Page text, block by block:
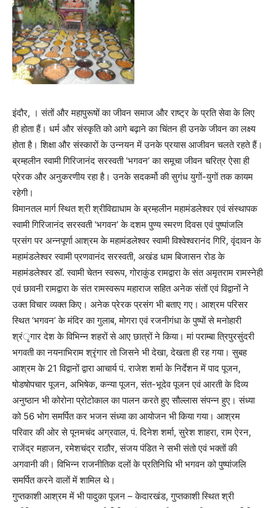
इंदौर, । संतों और महापुरूषों का जीवन समाज और राष्ट्र के प्रति सेवा के लिए
ही होता हैं। धर्म और संस्कृति को आगे बढ़ाने का चिंतन ही उनके जीवन का लक्ष्य
होता है। शिक्षा और संस्कारों के उन्नयन में उनके प्रयास आजीवन चलते रहते हैं।
ब्रम्हलीन स्वामी गिरिजानंद सरस्वती ‘भगवन’ का समूचा जीवन चरित्र ऐसा ही
प्रेरक और अनुकरणीय रहा है। उनके सदकर्मो की सुगंध युगों-युगों तक कायम
रहेगी।
विमानतल मार्ग स्थित श्री श्रीविद्याधाम के ब्रम्हलीन महामंडलेश्वर एवं संस्थापक
स्वामी गिरिजानंद सरस्वती ‘भगवन’ के दशम पुण्य स्मरण दिवस एवं पुष्पांजलि
प्रसंग पर अन्नपूर्णा आश्रम के महामंडलेश्वर स्वामी विश्वेश्वरानंद गिरि, वृंदावन के
महामंडलेश्वर स्वामी प्रणवानंद सरस्वती, अखंड धाम बिजासन रोड के
महामंडलेश्वर डॉ. स्वामी चेतन स्वरूप, गोराकुंड रामद्वारा के संत अमृतराम रामस्नेही
एवं छावनी रामद्वारा के संत रामस्वरूप महाराज सहित अनेक संतों एवं विद्वानों ने
उक्त विचार व्यक्त किए। अनेक प्रेरक प्रसंग भी बताए गए। आश्रम परिसर
स्थित ‘भगवन’ के मंदिर का गुलाब, मोगरा एवं रजनीगंधा के पुष्पों से मनोहारी
श्रंृगार देश के विभिन्न शहरों से आए छात्रों ने किया। मां पराम्बा त्रिपुरसुंदरी
भगवती का नयनाभिराम श्रृंगार तो जिसने भी देखा, देखता ही रह गया। सुबह
आश्रम के 21 विद्वानों द्वारा आचार्य पं. राजेश शर्मा के निर्देशन में पाद पूजन,
षोडषोपचार पूजन, अभिषेक, कन्या पूजन, संत-भूदेव पूजन एवं आरती के दिव्य
अनुष्ठान भी कोरोना प्रोटोकाल का पालन करते हुए सौल्लास संपन्न हुए। संध्या
को 56 भोग समर्पित कर भजन संध्या का आयोजन भी किया गया। आश्रम
परिवार की ओर से पूनमचंद अग्रवाल, पं. दिनेश शर्मा, सुरेश शाहरा, राम ऐरन,
राजेंद्र महाजन, रमेशचंद्र राठौर, संजय पंडित ने सभी संतो एवं भक्तों की
अगवानी की। विभिन्न राजनीतिक दलों के प्रतिनिधि भी भगवन को पुष्पांजलि
समर्पित करने वालों में शामिल थे।
गुप्तकाशी आश्रम में भी पादुका पूजन – केदारखंड, गुप्तकाशी स्थित श्री